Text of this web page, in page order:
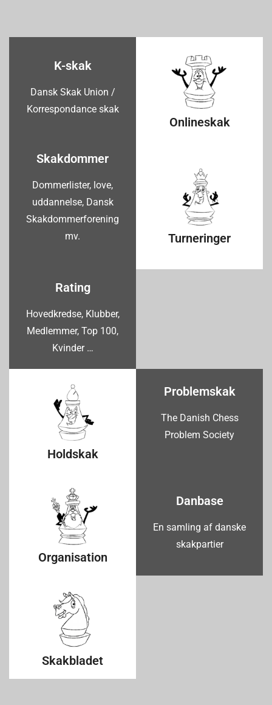
K-skak
Dansk Skak Union /
Korrespondance skak
Onlineskak
Skakdommer
Dommerlister, love,
uddannelse, Dansk
Skakdommerforening
mv.
Turneringer
Rating
Hovedkredse, Klubber,
Medlemmer, Top 100,
Kvinder …
Holdskak
Problemskak
The Danish Chess
Problem Society
Organisation
Danbase
En samling af danske
skakpartier
Skakbladet